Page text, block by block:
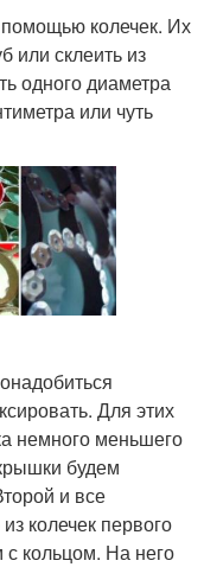
колечек. Их
или склеить из
одного диаметра
или чуть
Для этих
немного меньшего
будем
и все
колечек первого
кольцом. На него